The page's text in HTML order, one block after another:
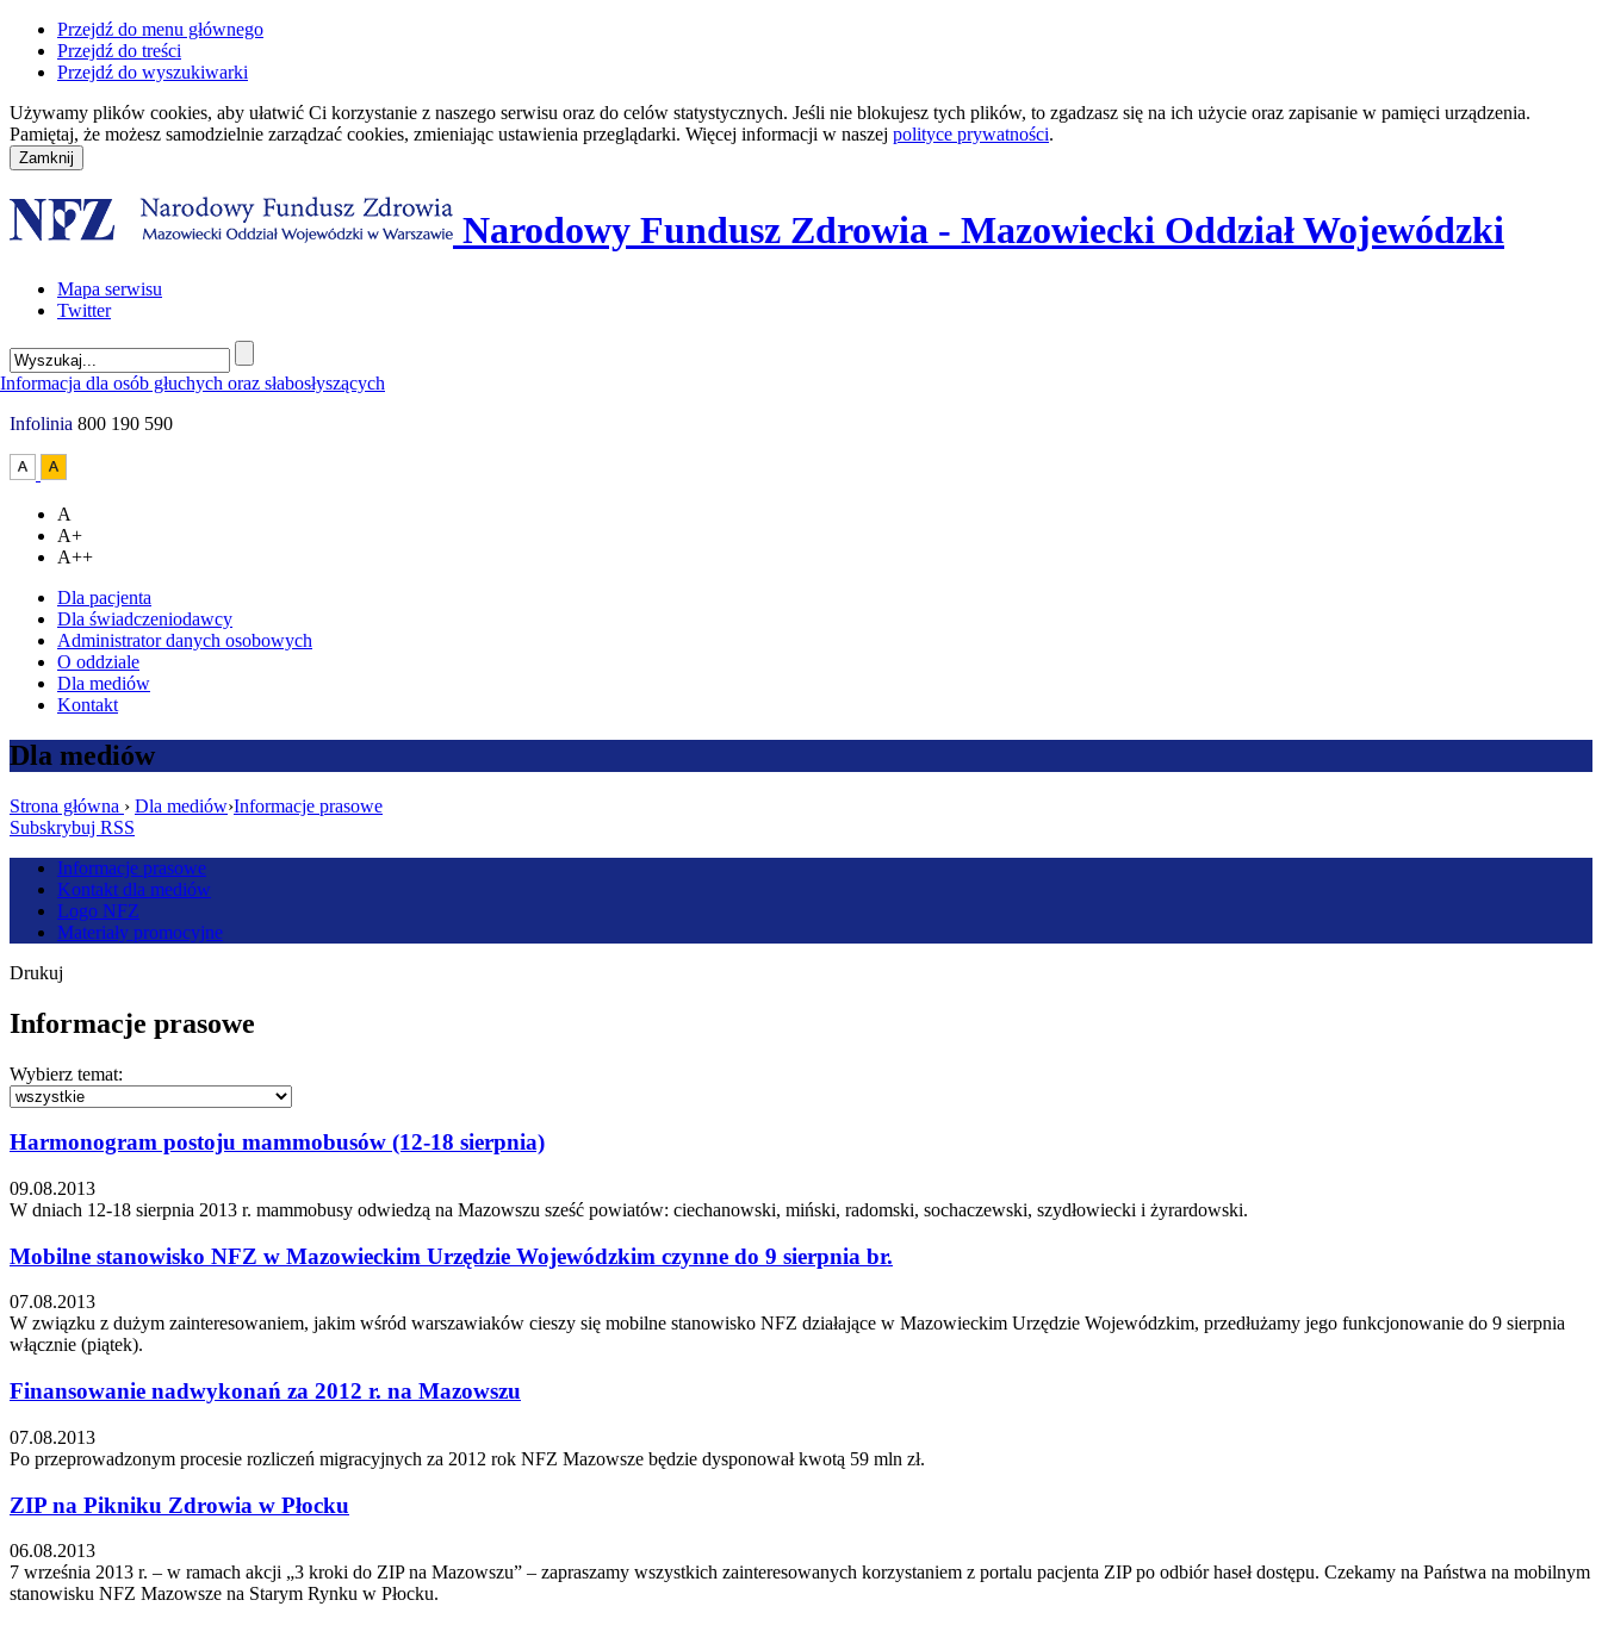
Przejdź do menu głównego
Przejdź do treści
Przejdź do wyszukiwarki
Używamy plików cookies, aby ułatwić Ci korzystanie z naszego serwisu oraz do celów statystycznych. Jeśli nie blokujesz tych plików, to zgadzasz się na ich użycie oraz zapisanie w pamięci urządzenia.
Pamiętaj, że możesz samodzielnie zarządzać cookies, zmieniając ustawienia przeglądarki. Więcej informacji w naszej polityce prywatności.
Narodowy Fundusz Zdrowia - Mazowiecki Oddział Wojewódzki
Mapa serwisu
Twitter
Infolinia 800 190 590
A
A+
A++
Dla pacjenta
Dla świadczeniodawcy
Administrator danych osobowych
O oddziale
Dla mediów
Kontakt
Dla mediów
Strona główna › Dla mediów›Informacje prasowe
Subskrybuj RSS
Informacje prasowe
Kontakt dla mediów
Logo NFZ
Materiały promocyjne
Drukuj
Informacje prasowe
Wybierz temat:
Harmonogram postoju mammobusów (12-18 sierpnia)
09.08.2013
W dniach 12-18 sierpnia 2013 r. mammobusy odwiedzą na Mazowszu sześć powiatów: ciechanowski, miński, radomski, sochaczewski, szydłowiecki i żyrardowski.
Mobilne stanowisko NFZ w Mazowieckim Urzędzie Wojewódzkim czynne do 9 sierpnia br.
07.08.2013
W związku z dużym zainteresowaniem, jakim wśród warszawiaków cieszy się mobilne stanowisko NFZ działające w Mazowieckim Urzędzie Wojewódzkim, przedłużamy jego funkcjonowanie do 9 sierpnia
włącznie (piątek).
Finansowanie nadwykonań za 2012 r. na Mazowszu
07.08.2013
Po przeprowadzonym procesie rozliczeń migracyjnych za 2012 rok NFZ Mazowsze będzie dysponował kwotą 59 mln zł.
ZIP na Pikniku Zdrowia w Płocku
06.08.2013
7 września 2013 r. – w ramach akcji „3 kroki do ZIP na Mazowszu” – zapraszamy wszystkich zainteresowanych korzystaniem z portalu pacjenta ZIP po odbiór haseł dostępu. Czekamy na Państwa na mobilnym
stanowisku NFZ Mazowsze na Starym Rynku w Płocku.